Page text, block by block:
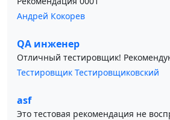
Андрей Кокорев
QA инженер
Отличный тестировщик!
Тестировщик Тестировщиковский
asf
Это тестовая рекомендация не